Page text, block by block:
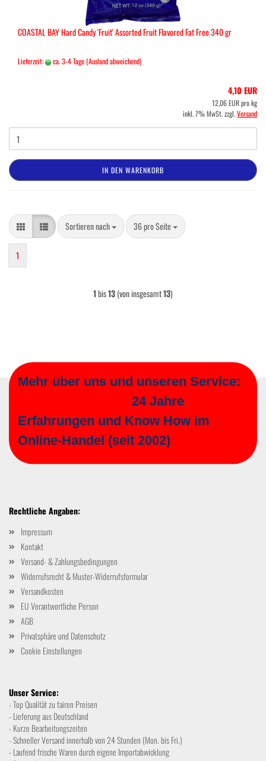
COASTAL BAY Hard Candy 'Fruit' Assorted Fruit Flavored Fat Free 340 gr
Lieferzeit: ca. 3-4 Tage(Ausland abweichend)
4,10 EUR
12,06 EUR pro kg
inkl. 7% MwSt. zzgl.Versand
IN DEN WARENKORB
Sortieren nach
Sortieren nach 36 pro Seite
pro Seite
1
1bis13(von insgesamt13)
Mehr über uns und unseren Service:
24 Jahre
Erfahrungen und Know How im
Online-Handel (seit 2002)
Rechtliche Angaben:
Impressum
Kontakt
Versand- & Zahlungsbedingungen
Widerrufsrecht & Muster-Widerrufsformular
Versandkosten
EU Verantwortliche Person
AGB
Privatsphäre und Datenschutz
Cookie Einstellungen
Unser Service:
- Top Qualität zu fairen Preisen
- Lieferung aus Deutschland
- Kurze Bearbeitungszeiten
- Schneller Versand innerhalb von 24 Stunden (Mon. bis Fri.)
- Laufend frische Waren durch eigene Importabwicklung